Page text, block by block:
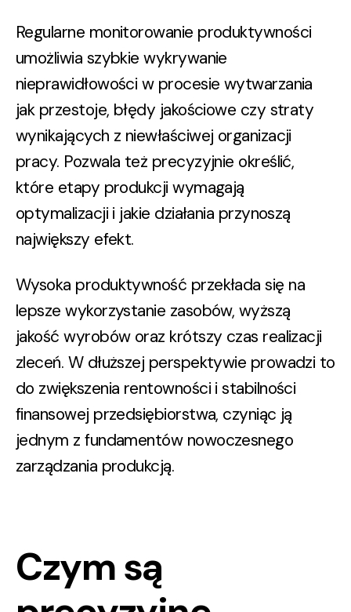
Regularne monitorowanie produktywności
umożliwia szybkie wykrywanie
nieprawidłowości w procesie wytwarzania
jak przestoje, błędy jakościowe czy straty
wynikających z niewłaściwej organizacji
pracy. Pozwala też precyzyjnie określić,
które etapy produkcji wymagają
optymalizacji i jakie działania przynoszą
największy efekt.
Wysoka produktywność przekłada się na
lepsze wykorzystanie zasobów, wyższą
jakość wyrobów oraz krótszy czas realizacji
zleceń. W dłuższej perspektywie prowadzi to
do zwiększenia rentowności i stabilności
finansowej przedsiębiorstwa, czyniąc ją
jednym z fundamentów nowoczesnego
zarządzania produkcją.
Czym są